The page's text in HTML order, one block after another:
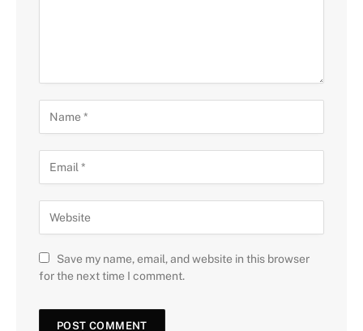
Save my name, email, and website in this browser
for the next time I comment.